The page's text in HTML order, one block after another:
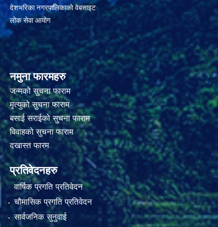
देशभरिका नगरपालिकाको वेबसाइट
लोक सेवा आयोग
नमुना फारमहरु
जन्मको सुचना फाराम
मृत्युको सुचना फाराम
बसाई सराईको सुचना फाराम
विवाहको सुचना फाराम
दखास्त फारम
प्रतिवेदनहरु
वार्षिक प्रगति प्रतिवेदन
चौमासिक प्रगति प्रतिवेदन
सार्वजनिक सुनुवाई